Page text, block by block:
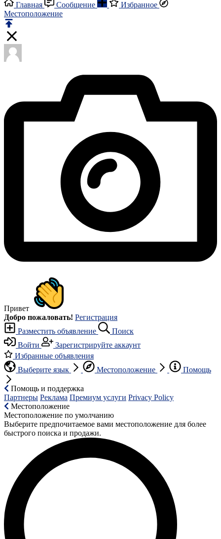
Главная
Сообщение
Избранное
Местоположение
Привет
Добро пожаловать! Регистрация
Разместить объявление
Поиск
Войти
Зарегистрируйте аккаунт
Избранные объявления
Выберите язык
Местоположение Помощь
Помощь и поддержка
Партнеры Реклама Премиум услуги Privacy Policy
Местоположение
Местоположение по умолчанию
Выберите предпочитаемое вами местоположение для более
быстрого поиска и продажи.